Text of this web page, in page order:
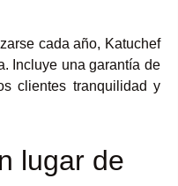
cada año, Katuchef
Incluye una garantía de
clientes tranquilidad y
lugar de